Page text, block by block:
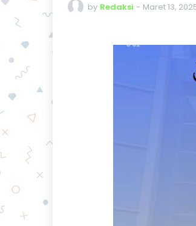
by Redaksi - Maret 13,